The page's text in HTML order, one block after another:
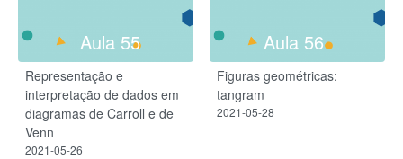
Aula 55
Representação e
interpretação de dados em
diagramas de Carroll e de
Venn
2021-05-26
Aula 56
Figuras geométricas:
tangram
2021-05-28